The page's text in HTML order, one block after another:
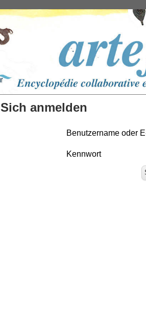
Sich anmelden
Benutzername oder
Kennwort